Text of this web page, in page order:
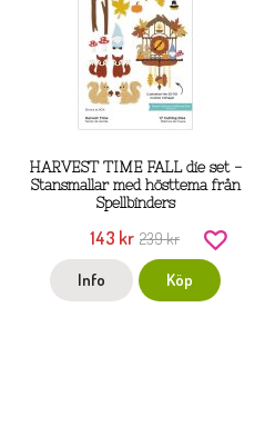
HARVEST TIME FALL die set -
Stansmallar med hösttema från
Spellbinders
143 kr 239 kr
Info Köp